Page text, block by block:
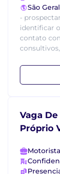
São
-
identificar
contato
Vaga
Próprio
Motorista